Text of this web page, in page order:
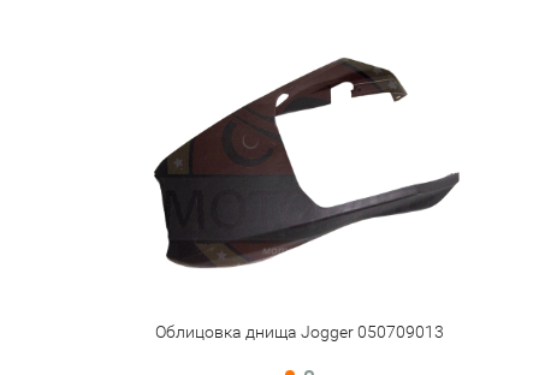
Облицовка днища Jogger 050709013